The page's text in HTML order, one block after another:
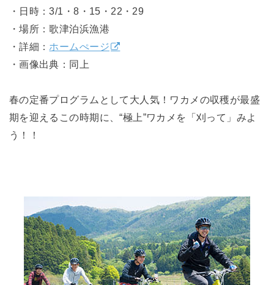
・日時：3/1・8・15・22・29
・場所：歌津泊浜漁港
・詳細： ホームぺージ
・画像出典：同上
春の定番プログラムとして大人気！ワカメの収穫が最盛
期を迎えるこの時期に、“極上”ワカメを「刈って」みよ
う！！